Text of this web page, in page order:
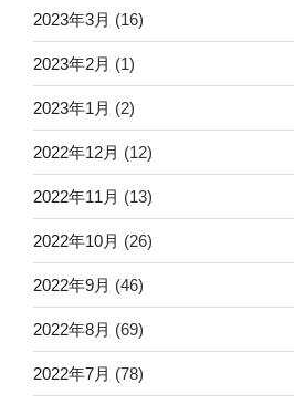
2023年3月 (16)
2023年2月 (1)
2023年1月 (2)
2022年12月 (12)
2022年11月 (13)
2022年10月 (26)
2022年9月 (46)
2022年8月 (69)
2022年7月 (78)